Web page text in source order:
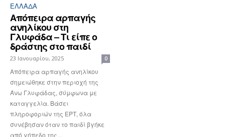
ΕΛΛΆΔΑ
Απόπειρα αρπαγής
ανηλίκου στη
Γλυφάδα – Τι είπε ο
δράστης στο παιδί
23 Ιανουαρίου, 2025 0
Απόπειρα αρπαγής ανηλίκου
σημειώθηκε στην περιοχή της
Άνω Γλυφάδας, σύμφωνα με
καταγγελία. Βάσει
πληροφοριών της ΕΡΤ, όλα
συνέβησαν όταν το παιδί βγήκε
από γήπεδο της...